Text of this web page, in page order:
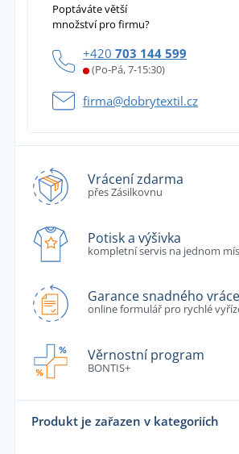
Poptáváte větší
množství pro firmu?
+420 703 144 599
(Po-Pá, 7-15:30)
firma@dobrytextil.cz
Vrácení zdarma
přes Zásilkovnu
Potisk a výšivka
kompletní servis na jednom
Garance snadného
online formulář pro rychlé
Věrnostní program
BONTIS+
Produkt je zařazen v kategoriích